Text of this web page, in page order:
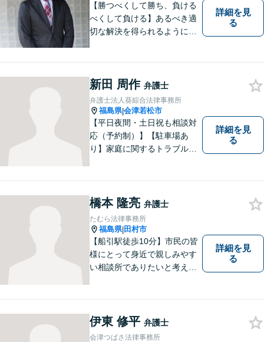
【勝つべくして勝ち、負ける
べくして負ける】あるべき適
切な解決を得られるように全
ます。
詳細を見
る
新田 周作 弁護士
弁護士法人葵綜合法律事務所
福島県|会津若松市
【平日夜間・土日祝も相談対
応（予約制）】【駐車場あ
り】家庭に関するトラブルか
詳細を見
る
橋本 隆亮 弁護士
たむら法律事務所
福島県|田村市
【船引駅徒歩10分】市民の皆
様にとって身近で親しみやす
い相談所でありたいと考えて
ださい。 https://tamura-law.bi
z/ （公式ホームページ）
詳細を見
る
伊東 修平 弁護士
会津つばさ法律事務所